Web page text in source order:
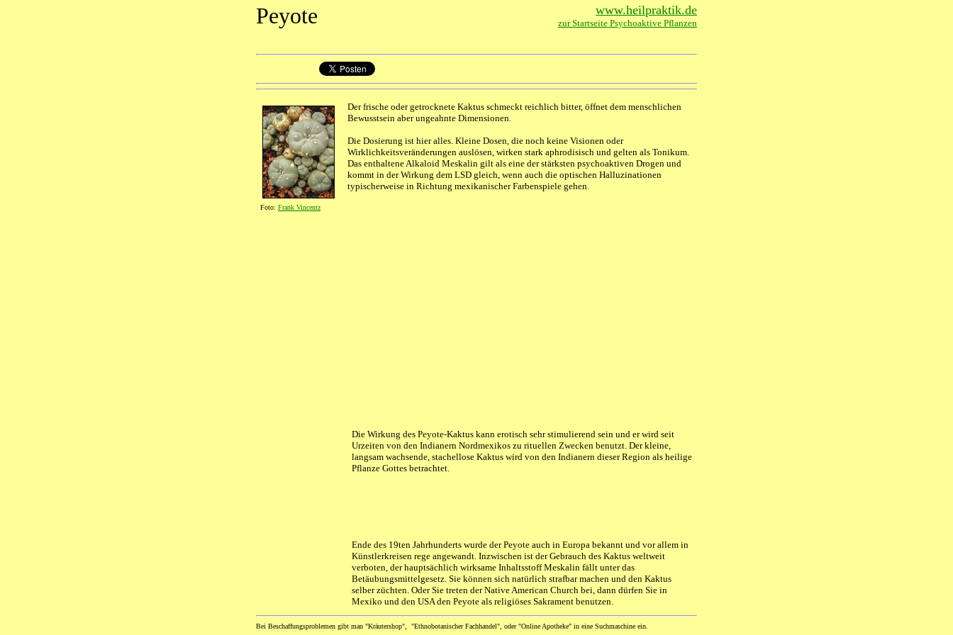
Peyote www.heilpraktik.de
zur Startseite Psychoaktive Pflanzen
Foto: Frank Vincentz
Der frische oder getrocknete Kaktus schmeckt reichlich bitter, öffnet dem menschlichen
Bewusstsein aber ungeahnte Dimensionen.
Die Dosierung ist hier alles. Kleine Dosen, die noch keine Visionen oder
Wirklichkeitsveränderungen auslösen, wirken stark aphrodisisch und gelten als Tonikum.
Das enthaltene Alkaloid Meskalin gilt als eine der stärksten psychoaktiven Drogen und
kommt in der Wirkung dem LSD gleich, wenn auch die optischen Halluzinationen
typischerweise in Richtung mexikanischer Farbenspiele gehen.
Die Wirkung des Peyote-Kaktus kann erotisch sehr stimulierend sein und er wird seit
Urzeiten von den Indianern Nordmexikos zu rituellen Zwecken benutzt. Der kleine,
langsam wachsende, stachellose Kaktus wird von den Indianern dieser Region als heilige
Pflanze Gottes betrachtet.
Ende des 19ten Jahrhunderts wurde der Peyote auch in Europa bekannt und vor allem in
Künstlerkreisen rege angewandt. Inzwischen ist der Gebrauch des Kaktus weltweit
verboten, der hauptsächlich wirksame Inhaltsstoff Meskalin fällt unter das
Betäubungsmittelgesetz. Sie können sich natürlich strafbar machen und den Kaktus
selber züchten. Oder Sie treten der Native American Church bei, dann dürfen Sie in
Mexiko und den USA den Peyote als religiöses Sakrament benutzen.
Bei Beschaffungsproblemen gibt man "Kräutershop", "Ethnobotanischer Fachhandel", oder "Online Apotheke" in eine Suchmaschine ein.